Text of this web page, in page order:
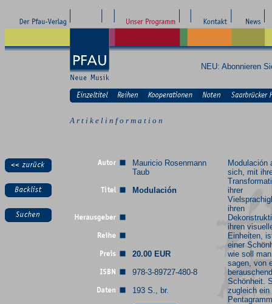
NEU: Abonnieren
A r t i k e l i n f o r m a t i o n
Mauricio Rosenmann
Taub
Modulación
20.00 EUR
978-3-89727-480-8
193 S., br.
Modulación
sich, mit
ihrer
ihren
ihren
Einheiten,
einer
wie soll man
sagen, von
Schönheit.
zugleich ein